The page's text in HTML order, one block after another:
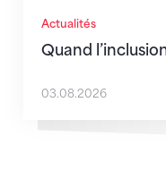
Actualités
Quand
03.08.2026